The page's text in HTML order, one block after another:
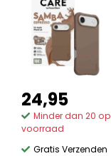
24,95
Minder dan 20 op
voorraad
Gratis Verzenden